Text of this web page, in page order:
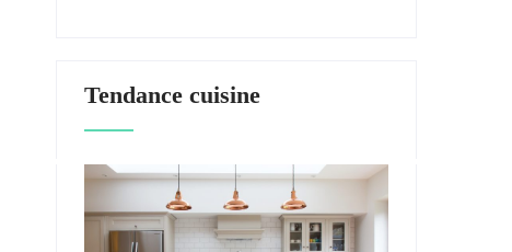
Tendance cuisine